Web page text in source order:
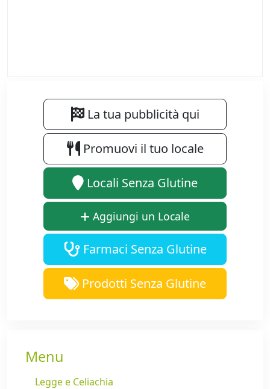
La tua pubblicità qui
Promuovi il tuo locale
Locali Senza Glutine
Aggiungi un Locale
Farmaci Senza Glutine
Prodotti Senza Glutine
Menu
Legge e Celiachia